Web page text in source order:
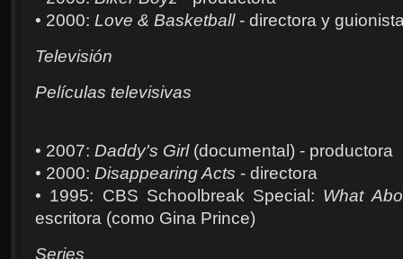
• 2000: Love & Basketball- directora y
Televisión
Películas televisivas
• 2007: Daddy's Girl(documental) - productora
• 2000: Disappearing Acts - directora
• 1995: CBS Schoolbreak Special: What
escritora (como Gina Prince)
Series